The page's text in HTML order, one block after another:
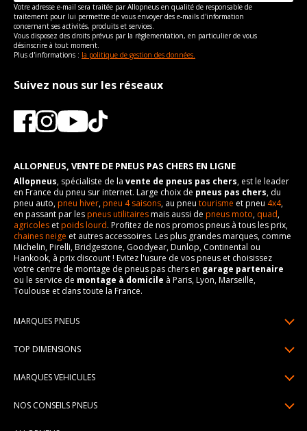
Votre adresse e-mail sera traitée par Allopneus en qualité de responsable de
traitement pour lui permettre de vous envoyer des e-mails d'information
concernant ses activités, produits et services.
Vous disposez des droits prévus par la règlementation, en particulier de vous
désinscrire à tout moment.
Plus d'informations : la politique de gestion des données.
Suivez nous sur les réseaux
ALLOPNEUS, VENTE DE PNEUS PAS CHERS EN LIGNE
Allopneus, spécialiste de la vente de pneus pas chers, est le leader
en France du pneu sur internet. Large choix de pneus pas chers, du
pneu auto,pneu hiver,pneu 4 saisons, au pneu tourisme et pneu 4x4,
en passant par lespneus utilitairesmais aussi de pneus moto, quad,
agricoles etpoids lourd. Profitez de nos promos pneus à tous les prix,
chaines neige et autres accessoires. Les plus grandes marques, comme
Michelin, Pirelli, Bridgestone, Goodyear, Dunlop, Continental ou
Hankook, à prix discount ! Evitez l'usure de vos pneus et choisissez
votre centre de montage de pneus pas chers en garage partenaire
ou le service de montage à domicile à Paris, Lyon, Marseille,
Toulouse et dans toute la France.
MARQUES PNEUS
Pneus Continental
TOP DIMENSIONS
195/65R15
MARQUES VEHICULES
NOS CONSEILS PNEUS